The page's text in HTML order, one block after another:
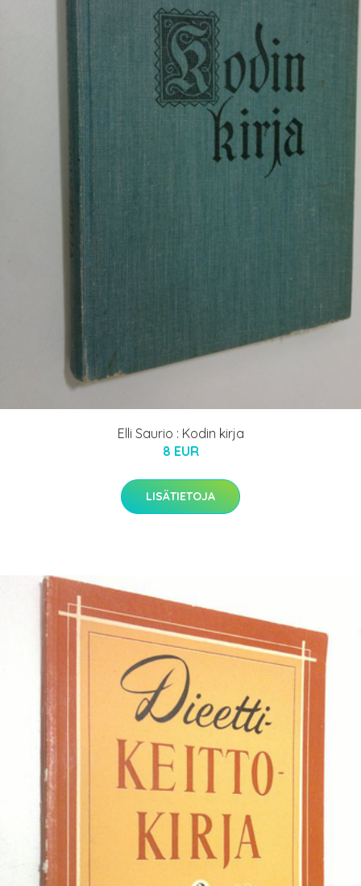
Elli Saurio : Kodin kirja
8 EUR
LISÄTIETOJA